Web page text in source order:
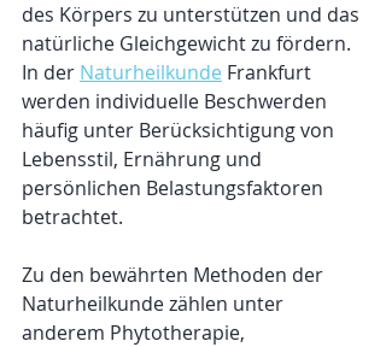
des Körpers zu unterstützen und das
natürliche Gleichgewicht zu fördern.
In der Naturheilkunde Frankfurt
werden individuelle Beschwerden
häufig unter Berücksichtigung von
Lebensstil, Ernährung und
persönlichen Belastungsfaktoren
betrachtet.
Zu den bewährten Methoden der
Naturheilkunde zählen unter
anderem Phytotherapie,